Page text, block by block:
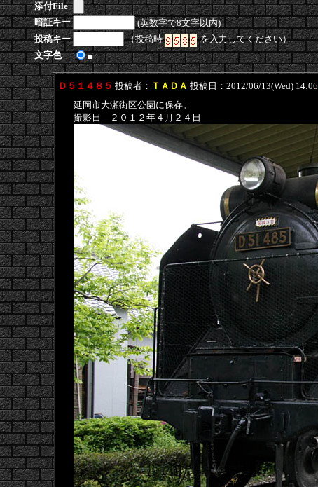
添付File
暗証キー
(英数字で8文字以内)
投稿キー
（投稿時
を入力してください）
文字色
■
Ｄ５１４８５ 投稿者： ＴＡＤＡ 投稿日：2012/06/13(Wed) 14:06
延岡市大瀬街区公園に保存。
撮影日 ２０１２年４月２４日